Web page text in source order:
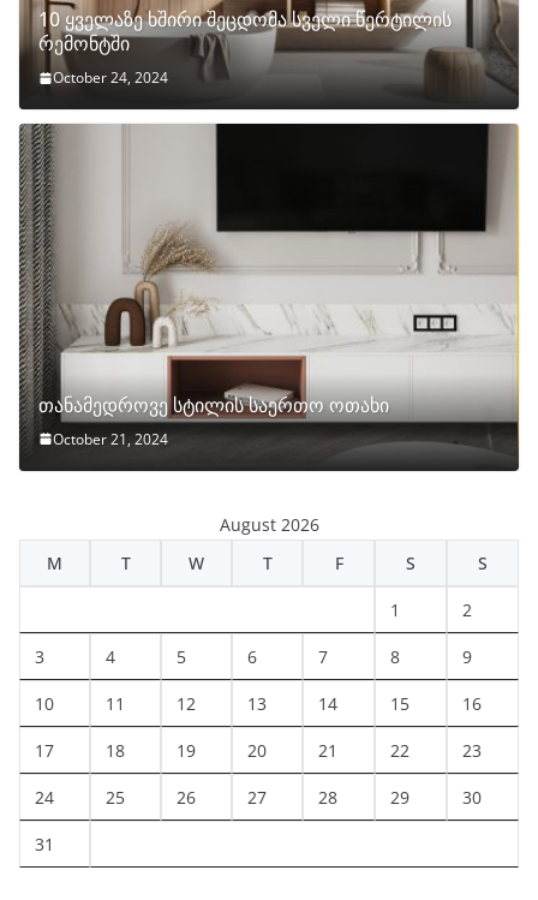
10 ყველაზე ხშირი შეცდომა სველი წერტილის
რემონტში
October 24, 2024
თანამედროვე სტილის საერთო ოთახი
October 21, 2024
August 2026
M
T W T F S S
1 2
3 4 5 6 7 8 9
10 11 12 13 14 15 16
17 18 19 20 21 22 23
24 25 26 27 28 29 30
31